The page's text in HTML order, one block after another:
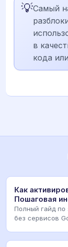
💡Самый
в
кода
Как
Пошаговая
Полный гайд по
без сервисов